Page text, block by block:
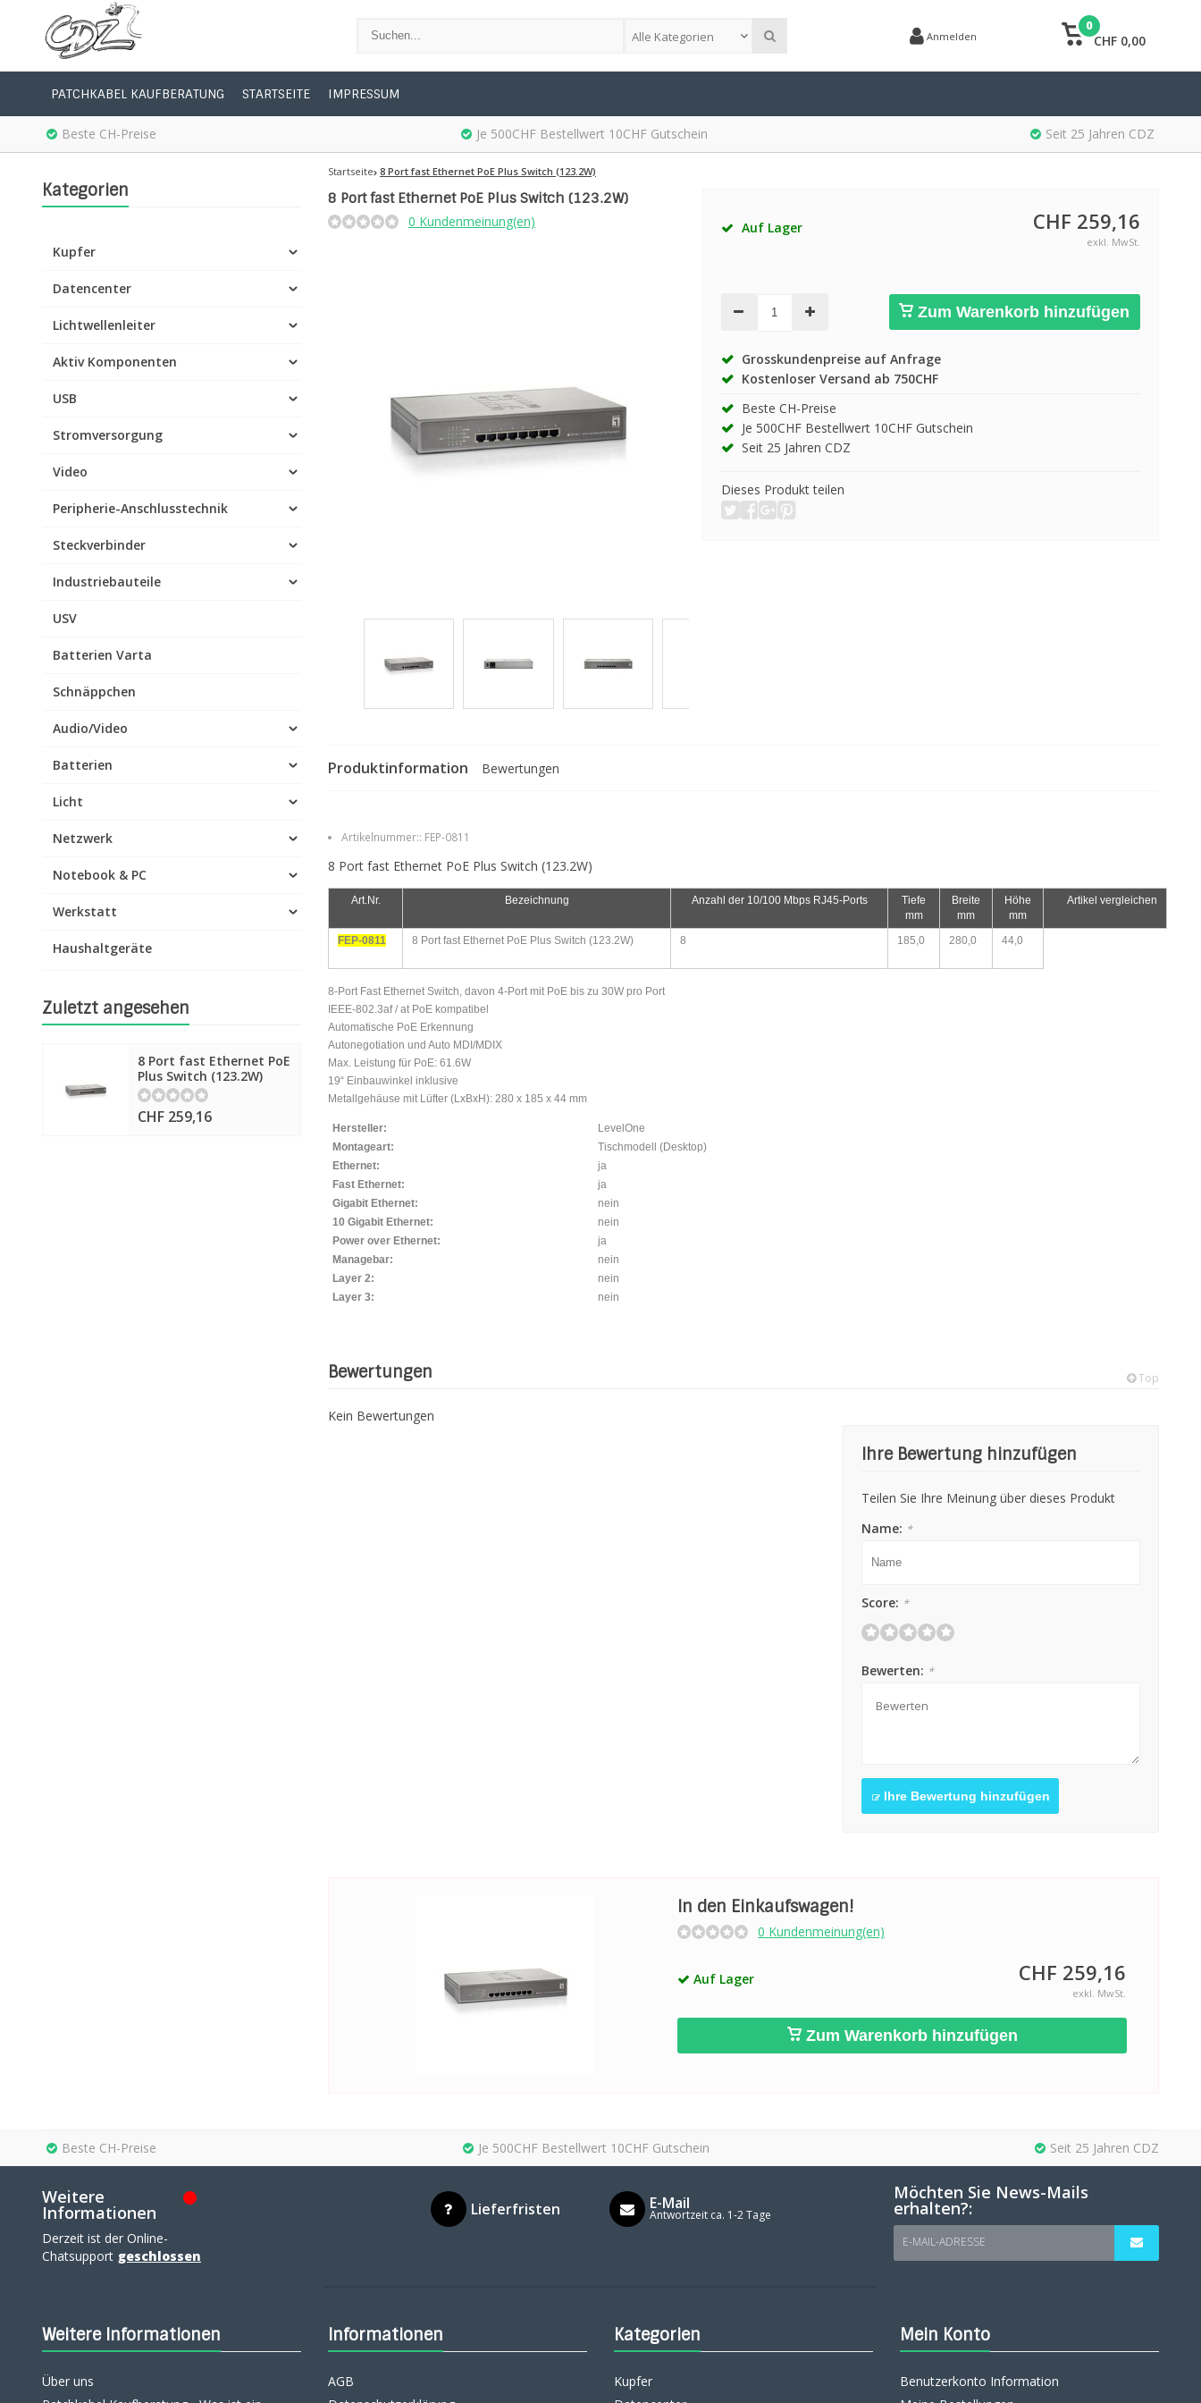
Alle Kategorien Anmelden
0
CHF 0,00
PATCHKABEL KAUFBERATUNG STARTSEITE IMPRESSUM
Beste CH-Preise Je 500CHF Bestellwert 10CHF Gutschein Seit 25 Jahren CDZ
Kategorien
Kupfer
Datencenter
Lichtwellenleiter
Aktiv Komponenten
USB
Stromversorgung
Video
Peripherie-Anschlusstechnik
Steckverbinder
Industriebauteile
USV
Batterien Varta
Schnäppchen
Audio/Video
Batterien
Licht
Netzwerk
Notebook & PC
Werkstatt
Haushaltgeräte
Zuletzt angesehen
8 Port fast Ethernet PoE
Plus Switch (123.2W)
CHF 259,16
Startseite 8 Port fast Ethernet PoE Plus Switch (123.2W)
8 Port fast Ethernet PoE Plus Switch (123.2W)
0 Kundenmeinung(en) Auf Lager CHF 259,16
exkl. MwSt.
Zum Warenkorb hinzufügen
Grosskundenpreise auf Anfrage
Kostenloser Versand ab 750CHF
Beste CH-Preise
Je 500CHF Bestellwert 10CHF Gutschein
Seit 25 Jahren CDZ
Dieses Produkt teilen
Produktinformation Bewertungen
Artikelnummer:: FEP-0811
8 Port fast Ethernet PoE Plus Switch (123.2W)
Art.Nr. Bezeichnung Anzahl der 10/100 Mbps RJ45-Ports
Tiefe
mm
Breite
mm
Höhe
mm
Artikel vergleichen
FEP-0811 8 Port fast Ethernet PoE Plus Switch (123.2W) 8 185,0 280,0 44,0
8-Port Fast Ethernet Switch, davon 4-Port mit PoE bis zu 30W pro Port
IEEE-802.3af / at PoE kompatibel
Automatische PoE Erkennung
Autonegotiation und Auto MDI/MDIX
Max. Leistung für PoE: 61.6W
19“ Einbauwinkel inklusive
Metallgehäuse mit Lüfter (LxBxH): 280 x 185 x 44 mm
Hersteller:
LevelOne
Montageart:
Tischmodell (Desktop)
Ethernet:
ja
Fast Ethernet:
ja
Gigabit Ethernet:
nein
10 Gigabit Ethernet:
nein
Power over Ethernet:
ja
Managebar:
nein
Layer 2:
nein
Layer 3:
nein
Bewertungen Top
Kein Bewertungen
Ihre Bewertung hinzufügen
Teilen Sie Ihre Meinung über dieses Produkt
Name: *
Score: *
Bewerten: *
Ihre Bewertung hinzufügen
In den Einkaufswagen!
0 Kundenmeinung(en)
Auf Lager CHF 259,16
exkl. MwSt.
Zum Warenkorb hinzufügen
Beste CH-Preise Je 500CHF Bestellwert 10CHF Gutschein Seit 25 Jahren CDZ
Weitere
Informationen
Derzeit ist der Online-
Chatsupport geschlossen
Lieferfristen E-Mail
Antwortzeit ca. 1-2 Tage
Möchten Sie News-Mails
erhalten?:
E-MAIL-ADRESSE
Weitere Informationen
Über uns
Informationen
AGB
Kategorien
Kupfer
Mein Konto
Benutzerkonto Information